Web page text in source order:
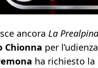
ancora La Prealpina
Chionna per
ha richiesto la